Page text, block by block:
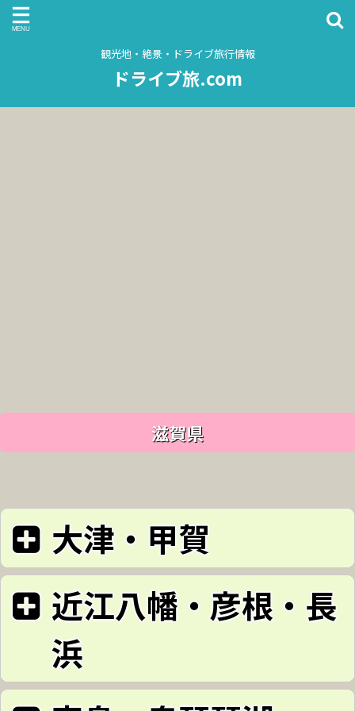
観光地・絶景・ドライブ旅行情報
ドライブ旅.com
滋賀県
大津・甲賀
エリア: 大津・甲賀
近江八幡・彦根・長
浜